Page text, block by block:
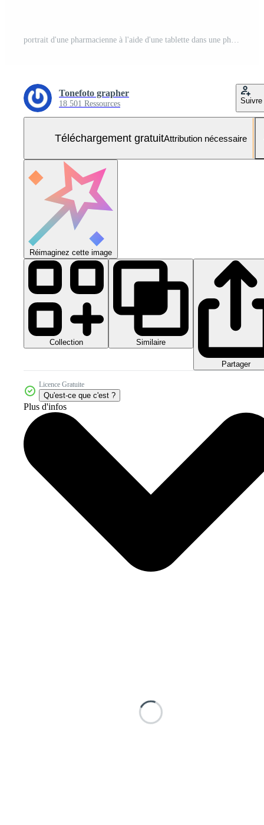
portrait d'une pharmacienne à l'aide d'une tablette dans une pharmacie de pharmacie moderne. Photo Gratuite
Tonefoto grapher
18 501 Ressources Suivre
Téléchargement gratuitAttribution nécessaire
Réimaginez cette image
Collection Similaire
Partager
Licence Gratuite
Qu'est-ce que c'est ?
Plus d'infos